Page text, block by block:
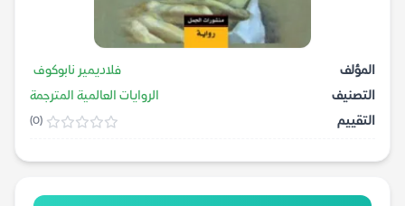
المؤلف
فلاديمير نابوكوف
التصنيف
الروايات العالمية المترجمة
التقييم
(0)